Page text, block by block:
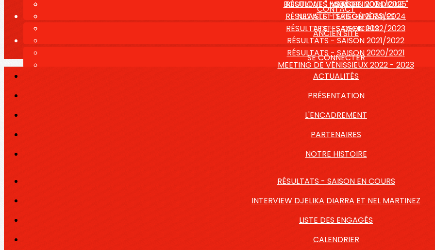
BOUTIQUE " MARCHE NORDIQUE "
VIDÉOS
NEWSLETTERS GÉNÉRALES
TEXTES OFFICIELS
RÉSULTATS - SAISON 2024/2025
RÉSULTATS - SAISON 2023/2024
RÉSULTATS - SAISON 2022/2023
RÉSULTATS - SAISON 2021/2022
RÉSULTATS - SAISON 2020/2021
MEETING DE VÉNISSIEUX 2022 - 2023
CONTACT
ANCIEN SITE
SE CONNECTER
ACTUALITÉS
PRÉSENTATION
L'ENCADREMENT
PARTENAIRES
NOTRE HISTOIRE
RÉSULTATS - SAISON EN COURS
INTERVIEW DJELIKA DIARRA ET NEL MARTINEZ
LISTE DES ENGAGÉS
CALENDRIER